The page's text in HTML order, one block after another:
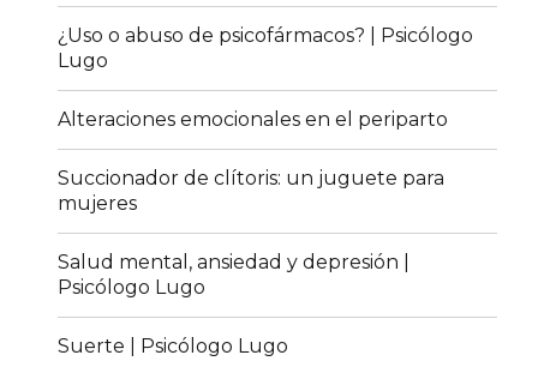
¿Uso o abuso de psicofármacos? | Psicólogo
Lugo
Alteraciones emocionales en el periparto
Succionador de clítoris: un juguete para
mujeres
Salud mental, ansiedad y depresión |
Psicólogo Lugo
Suerte | Psicólogo Lugo